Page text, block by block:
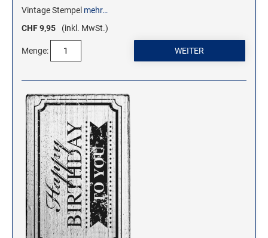
Vintage Stempel mehr…
CHF 9,95
(inkl. MwSt.)
Menge: